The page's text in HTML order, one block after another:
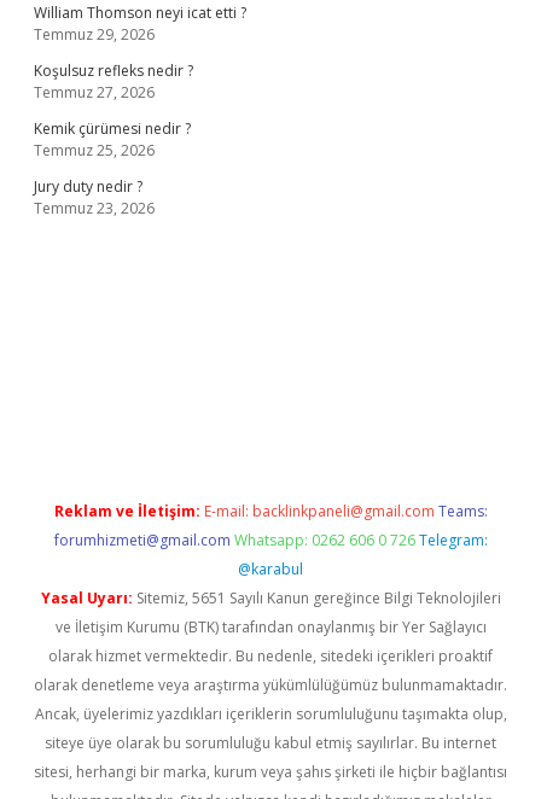
William Thomson neyi icat etti ?
Temmuz 29, 2026
Koşulsuz refleks nedir ?
Temmuz 27, 2026
Kemik çürümesi nedir ?
Temmuz 25, 2026
Jury duty nedir ?
Temmuz 23, 2026
Reklam ve İletişim: E-mail: backlinkpaneli@gmail.com Teams:
forumhizmeti@gmail.com Whatsapp: 0262 606 0 726 Telegram:
@karabul
Yasal Uyarı: Sitemiz, 5651 Sayılı Kanun gereğince Bilgi Teknolojileri
ve İletişim Kurumu (BTK) tarafından onaylanmış bir Yer Sağlayıcı
olarak hizmet vermektedir. Bu nedenle, sitedeki içerikleri proaktif
olarak denetleme veya araştırma yükümlülüğümüz bulunmamaktadır.
Ancak, üyelerimiz yazdıkları içeriklerin sorumluluğunu taşımakta olup,
siteye üye olarak bu sorumluluğu kabul etmiş sayılırlar. Bu internet
sitesi, herhangi bir marka, kurum veya şahıs şirketi ile hiçbir bağlantısı